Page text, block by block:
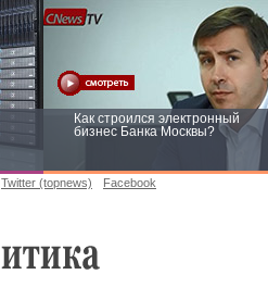
Как строился электронный
бизнес Банка Москвы?
Twitter (topnews) Facebook